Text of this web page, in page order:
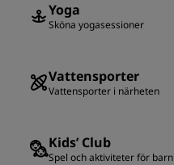
Yoga
Sköna yogasessioner
Vattensporter
Vattensporter i närheten
Kids’ Club
Spel och aktiviteter för barn